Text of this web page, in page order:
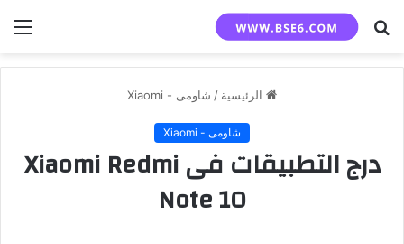
بحث
الرئيسية / شاومى - Xiaomi
شاومى - Xiaomi
درج التطبيقات فى Xiaomi Redmi
Note 10